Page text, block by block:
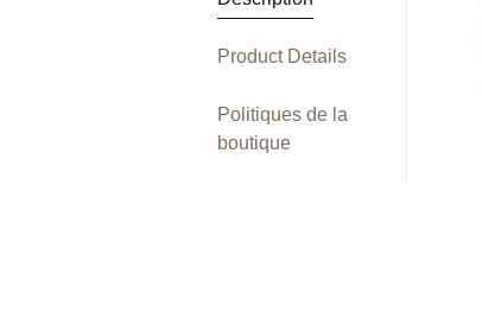
Product Details
Politiques de la
boutique